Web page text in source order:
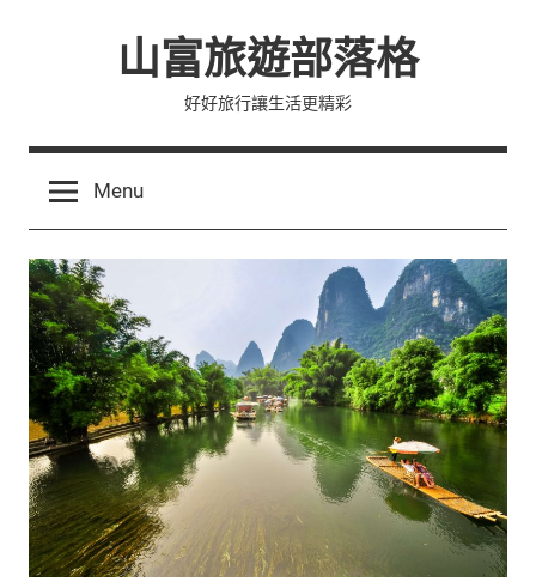
山富旅遊部落格
好好旅行讓生活更精彩
Menu